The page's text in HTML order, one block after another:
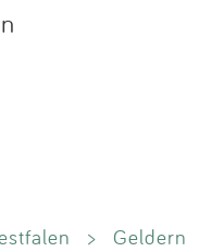
>
Geldern